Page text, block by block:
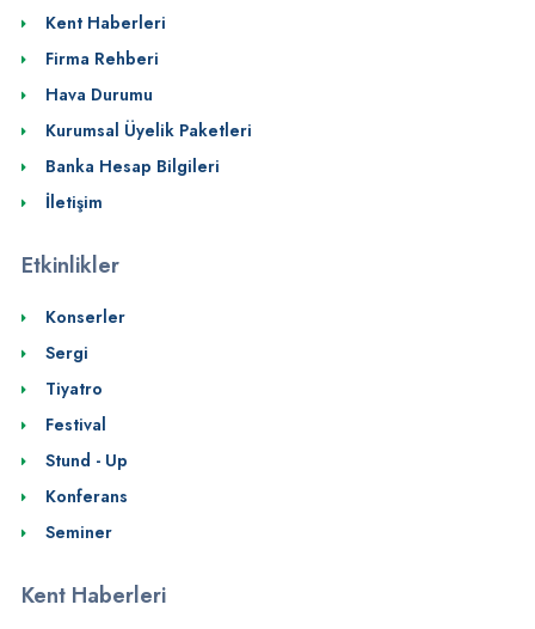
Kent Haberleri
Firma Rehberi
Hava Durumu
Kurumsal Üyelik Paketleri
Banka Hesap Bilgileri
İletişim
Etkinlikler
Konserler
Sergi
Tiyatro
Festival
Stund - Up
Konferans
Seminer
Kent Haberleri